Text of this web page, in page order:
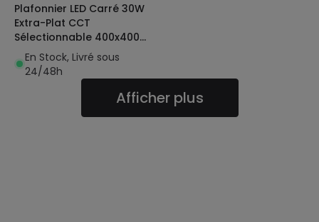
Plafonnier LED Carré 30W
Extra-Plat CCT
Sélectionnable 400x400
mmEn Stock, Livré sous
24/48h
Afficher plus